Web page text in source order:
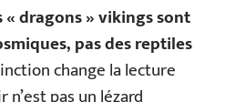
« dragons » vikings sont
pas des reptiles
change la lecture